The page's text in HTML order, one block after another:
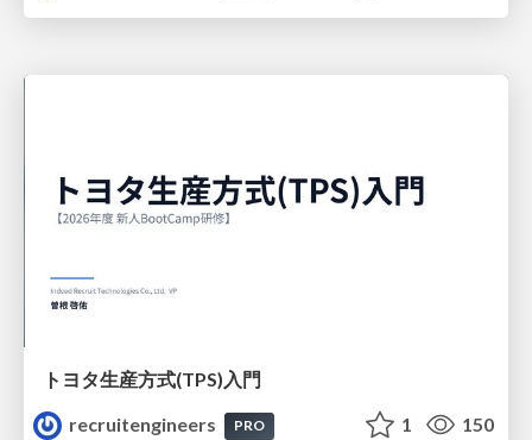
トヨタ⽣産⽅式(TPS)⼊⾨
recruitengineers
PRO 1 150